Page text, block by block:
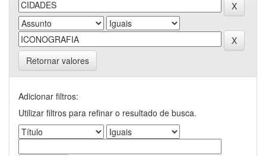
Retornar valores
Adicionar filtros:
Utilizar filtros para refinar o resultado de busca.